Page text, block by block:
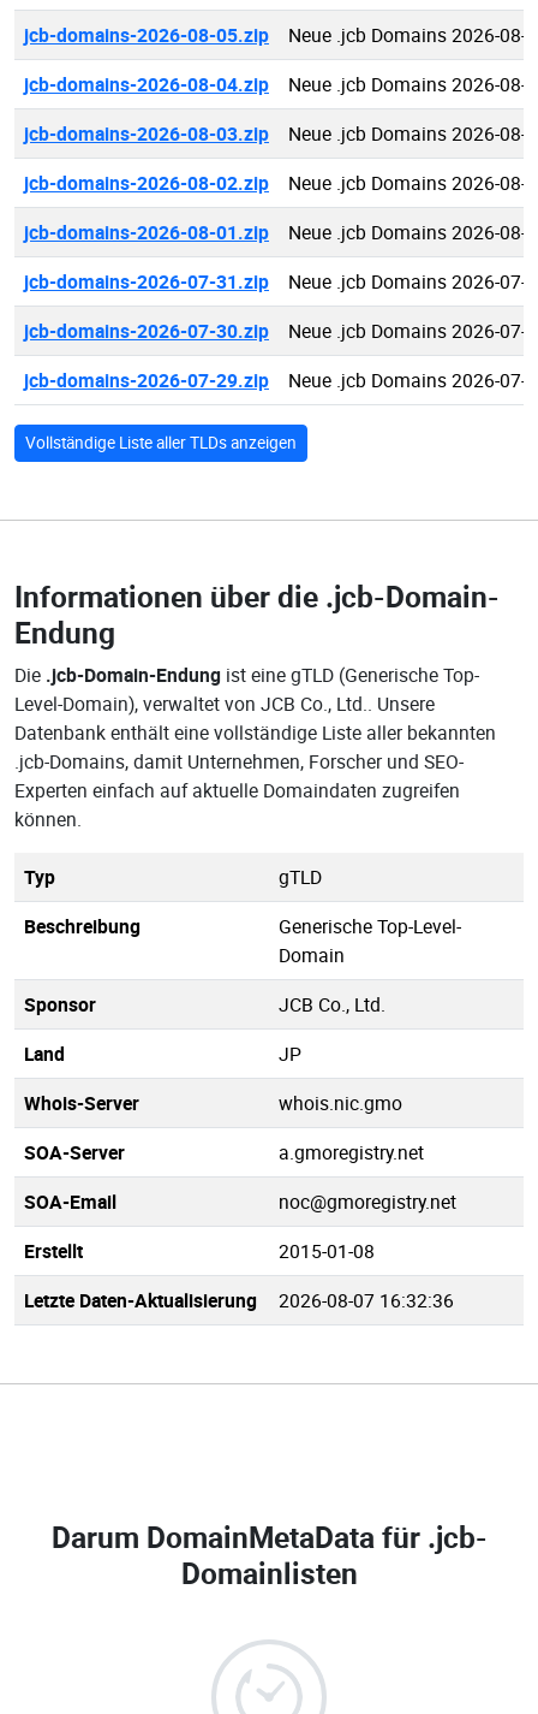
jcb-domains-2026-08-05.zip
Neue .jcb Domains 2026-08-
jcb-domains-2026-08-04.zip
Neue .jcb Domains 2026-08-
jcb-domains-2026-08-03.zip
Neue .jcb Domains 2026-08-
jcb-domains-2026-08-02.zip
Neue .jcb Domains 2026-08-
jcb-domains-2026-08-01.zip
Neue .jcb Domains 2026-08-
jcb-domains-2026-07-31.zip
Neue .jcb Domains 2026-07-
jcb-domains-2026-07-30.zip
Neue .jcb Domains 2026-07-
jcb-domains-2026-07-29.zip
Neue .jcb Domains 2026-07-
Vollständige Liste aller TLDs anzeigen
Informationen über die .jcb-Domain-
Endung
Die .jcb-Domain-Endung ist eine gTLD (Generische Top-
Level-Domain), verwaltet von JCB Co., Ltd.. Unsere
Datenbank enthält eine vollständige Liste aller bekannten
.jcb-Domains, damit Unternehmen, Forscher und SEO-
Experten einfach auf aktuelle Domaindaten zugreifen
können.
Typ
gTLD
Beschreibung
Generische Top-Level-
Domain
Sponsor
JCB Co., Ltd.
Land
JP
Whois-Server
whois.nic.gmo
SOA-Server
a.gmoregistry.net
SOA-Email
noc@gmoregistry.net
Erstellt
2015-01-08
Letzte Daten-Aktualisierung
2026-08-07 16:32:36
Darum DomainMetaData für .jcb-
Domainlisten